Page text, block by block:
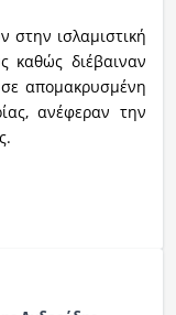
στην ισλαμιστική
καθώς διέβαιναν
απομακρυσμένη
ανέφεραν την